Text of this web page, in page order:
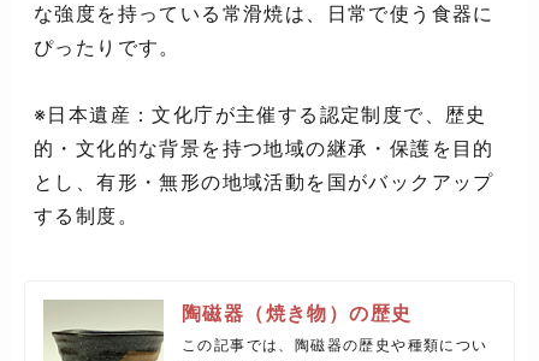
な強度を持っている常滑焼は、日常で使う食器に
ぴったりです。
※日本遺産：文化庁が主催する認定制度で、歴史
的・文化的な背景を持つ地域の継承・保護を目的
とし、有形・無形の地域活動を国がバックアップ
する制度。
陶磁器（焼き物）の歴史
この記事では、陶磁器の歴史や種類につい